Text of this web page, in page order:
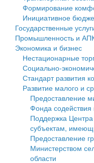
Государственные
Промышленность и
Экономика и бизнес
Символика
Устав
Гостям округа
Туризм
Культура
Образование
Здравоохранение
Социальная защита
муниципального
Администрация
Тверской области
Управление
Открытые данные
Работа с
Муниципальный
Муниципальные услуги
Финансовое
Бюджет для граждан
Имущество
Выявление
объектов
Имущественная
среднего
Информационная
Формирование
Инициативное
Государственные
Промышленность и
Экономика и бизнес
Нестационарные
Социально-
Стандарт развития
Развитие малого и
Предоставление
Фонда содействия
Поддержка Центра
субъектам,
Предоставление
Министерством
области